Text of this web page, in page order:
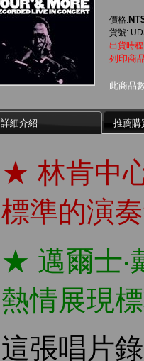
價格:
貨號:
出貨時
列印商
此商品
詳細介紹 推薦購
★ 林肯中
標準的演
★ 邁爾士‧
熱情展現
這張唱片